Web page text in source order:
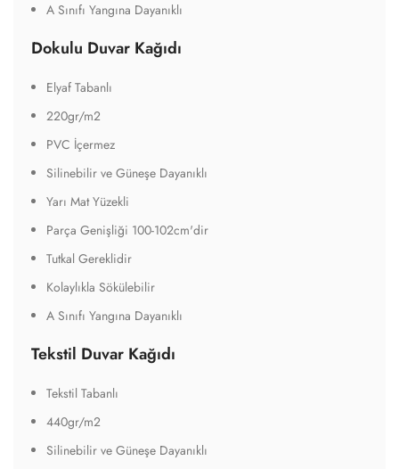
A Sınıfı Yangına Dayanıklı
Dokulu Duvar Kağıdı
Elyaf Tabanlı
220gr/m2
PVC İçermez
Silinebilir ve Güneşe Dayanıklı
Yarı Mat Yüzekli
Parça Genişliği 100-102cm'dir
Tutkal Gereklidir
Kolaylıkla Sökülebilir
A Sınıfı Yangına Dayanıklı
Tekstil Duvar Kağıdı
Tekstil Tabanlı
440gr/m2
Silinebilir ve Güneşe Dayanıklı